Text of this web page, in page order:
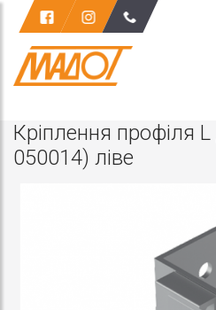
Кріплення профіля
050014) ліве